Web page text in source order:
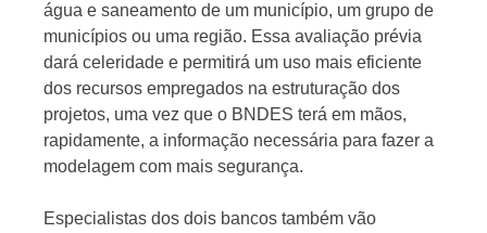
água e saneamento de um município, um grupo de
municípios ou uma região. Essa avaliação prévia
dará celeridade e permitirá um uso mais eficiente
dos recursos empregados na estruturação dos
projetos, uma vez que o BNDES terá em mãos,
rapidamente, a informação necessária para fazer a
modelagem com mais segurança.
Especialistas dos dois bancos também vão